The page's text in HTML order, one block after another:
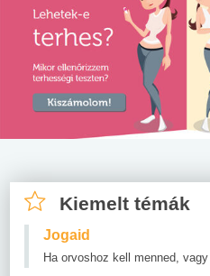
Kiemelt témák
Jogaid
Ha orvoshoz kell menned,